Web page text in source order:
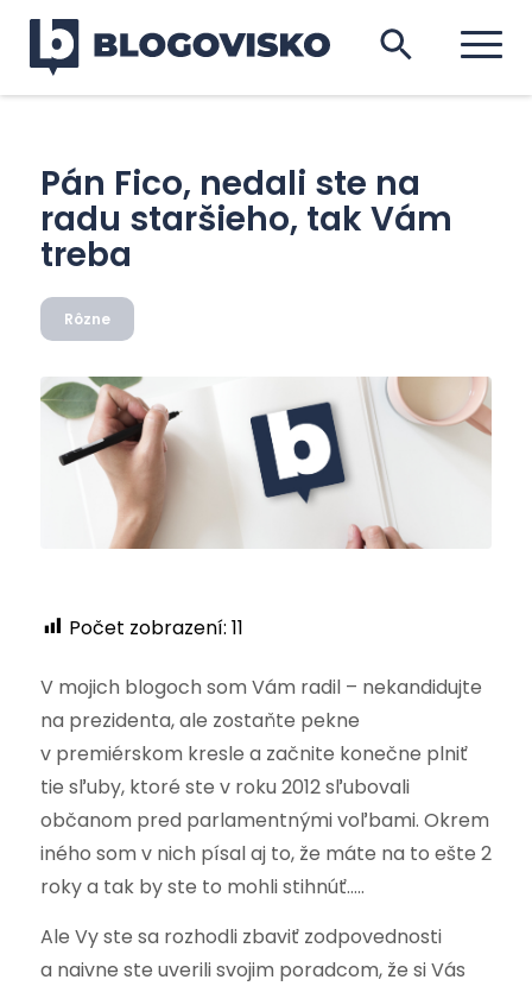
Pán Fico, nedali ste na
radu staršieho, tak Vám
treba
Rôzne
Počet zobrazení: 11
V mojich blogoch som Vám radil – nekandidujte
na prezidenta, ale zostaňte pekne
v premiérskom kresle a začnite konečne plniť
tie sľuby, ktoré ste v roku 2012 sľubovali
občanom pred parlamentnými voľbami. Okrem
iného som v nich písal aj to, že máte na to ešte 2
roky a tak by ste to mohli stihnúť…..
Ale Vy ste sa rozhodli zbaviť zodpovednosti
a naivne ste uverili svojim poradcom, že si Vás